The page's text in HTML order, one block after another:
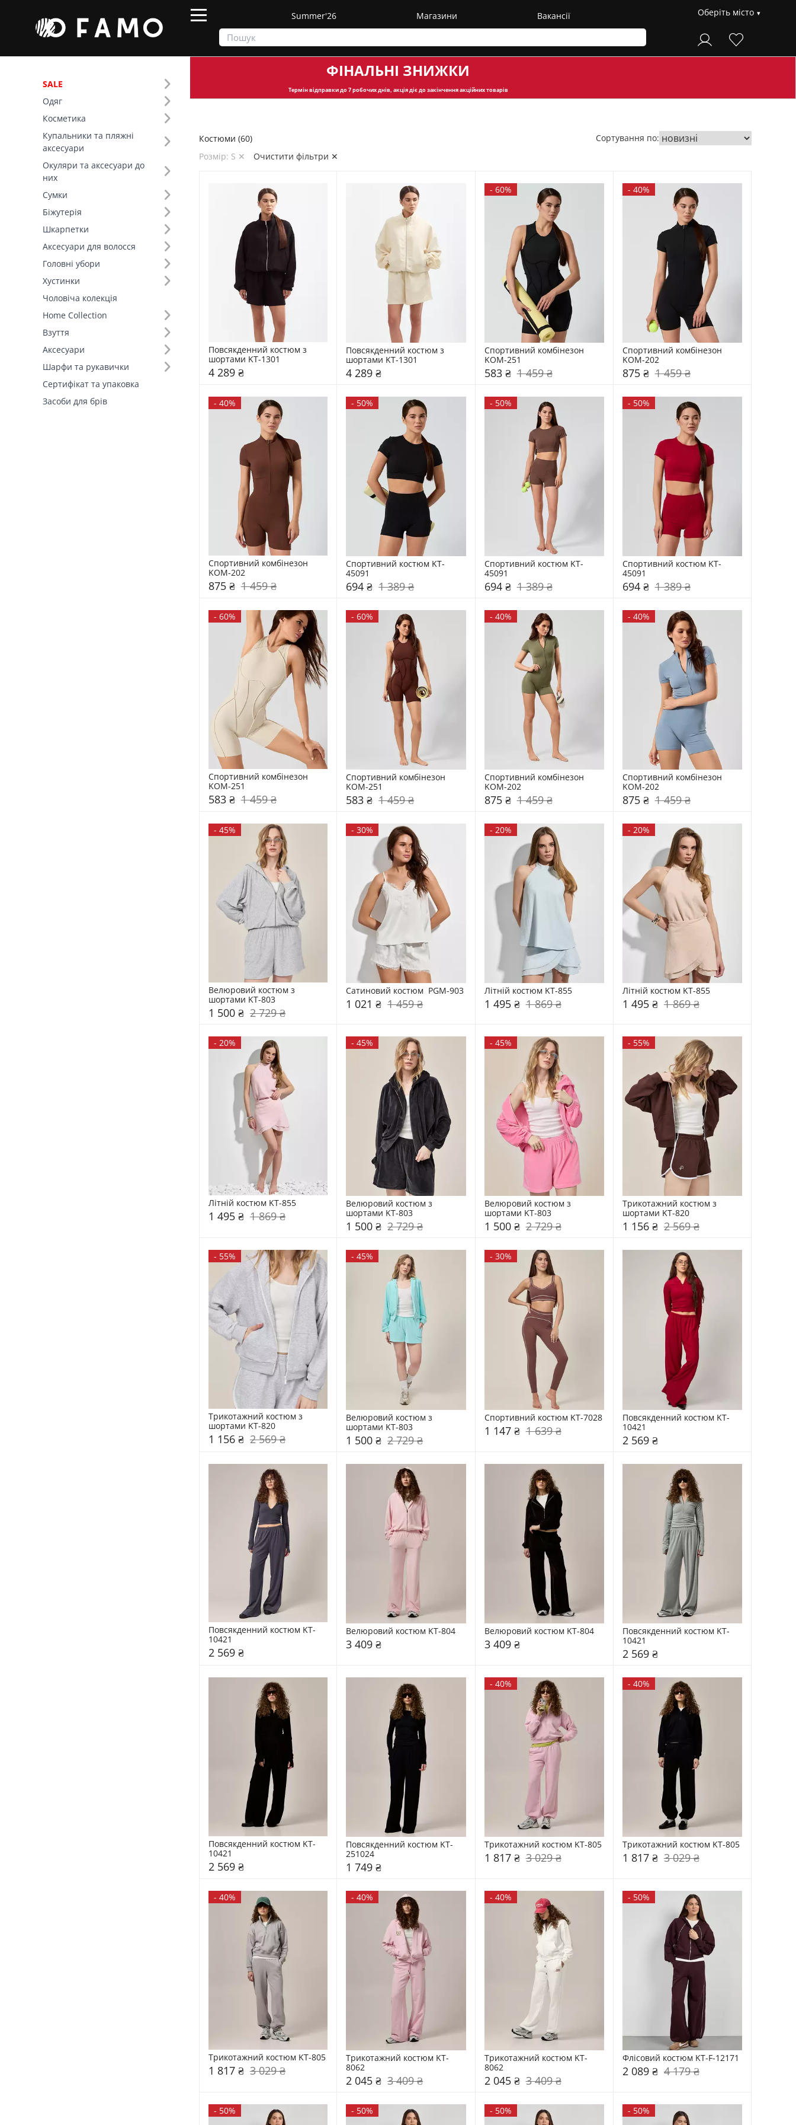
Summer'26 Магазини Вакансії Оберіть місто
SALE
Одяг
Косметика
Купальники та пляжні
аксесуари
Окуляри та аксесуари до
них
Сумки
Біжутерія
Шкарпетки
Аксесуари для волосся
Головні убори
Хустинки
Чоловіча колекція
Home Collection
Взуття
Аксесуари
Шарфи та рукавички
Сертифікат та упаковка
Засоби для брів
ФІНАЛЬНІ ЗНИЖКИ
Термін відправкидо 7 робочих днів, акція діє до закінчення акційних товарів
Фільтр
Ціна
SALE
Основний колір (12)
Розмір (8)
Стиль (2)
Виробник (1)
FAMO, власне виробництво (20)
Костюми (60)
Розмір: S ✕
Очистити фільтри ✕
Сортування по:
Повсякденний костюм з
шортами KT-1301
4 289 ₴
Повсякденний костюм з
шортами KT-1301
4 289 ₴
- 60%
Спортивний комбінезон
KOM-251
583 ₴ 1 459 ₴
- 40%
Спортивний комбінезон
KOM-202
875 ₴ 1 459 ₴
- 40%
Спортивний комбінезон
KOM-202
875 ₴ 1 459 ₴
- 50%
Спортивний костюм KT-
45091
694 ₴ 1 389 ₴
- 50%
Спортивний костюм KT-
45091
694 ₴ 1 389 ₴
- 50%
Спортивний костюм KT-
45091
694 ₴ 1 389 ₴
- 60%
Спортивний комбінезон
KOM-251
583 ₴ 1 459 ₴
-60%
Спортивний комбінезон
KOM-251
583 ₴ 1 459 ₴
- 40%
Спортивний комбінезон
KOM-202
875 ₴ 1 459 ₴
- 40%
Спортивний комбінезон
KOM-202
875 ₴ 1 459 ₴
- 45%
Велюровий костюм з
шортами KT-803
1 500 ₴ 2 729 ₴
-30%
Сатиновий костюм  PGM-903
1 021 ₴ 1 459 ₴
- 20%
Літній костюм KT-855
1 495 ₴ 1 869 ₴
- 20%
Літній костюм KT-855
1 495 ₴ 1 869 ₴
- 20%
Літній костюм KT-855
1 495 ₴ 1 869 ₴
-45%
Велюровий костюм з
шортами KT-803
1 500 ₴ 2 729 ₴
- 45%
Велюровий костюм з
шортами KT-803
1 500 ₴ 2 729 ₴
- 55%
Трикотажний костюм з
шортами KT-820
1 156 ₴ 2 569 ₴
- 55%
Трикотажний костюм з
шортами KT-820
1 156 ₴ 2 569 ₴
-45%
Велюровий костюм з
шортами KT-803
1 500 ₴ 2 729 ₴
- 30%
Спортивний костюм KT-7028
1 147 ₴ 1 639 ₴
Повсякденний костюм KT-
10421
2 569 ₴
Повсякденний костюм KT-
10421
2 569 ₴
Велюровий костюм KT-804
3 409 ₴
Велюровий костюм KT-804
3 409 ₴
Повсякденний костюм KT-
10421
2 569 ₴
Повсякденний костюм KT-
10421
2 569 ₴
Повсякденний костюм KT-
251024
1 749 ₴
- 40%
Трикотажний костюм KT-805
1 817 ₴ 3 029 ₴
- 40%
Трикотажний костюм KT-805
1 817 ₴ 3 029 ₴
- 40%
Трикотажний костюм KT-805
1 817 ₴ 3 029 ₴
-40%
Трикотажний костюм KT-
8062
2 045 ₴ 3 409 ₴
- 40%
Трикотажний костюм KT-
8062
2 045 ₴ 3 409 ₴
- 50%
Флісовий костюм KT-F-12171
2 089 ₴ 4 179 ₴
- 50% - 50% - 50% - 50%